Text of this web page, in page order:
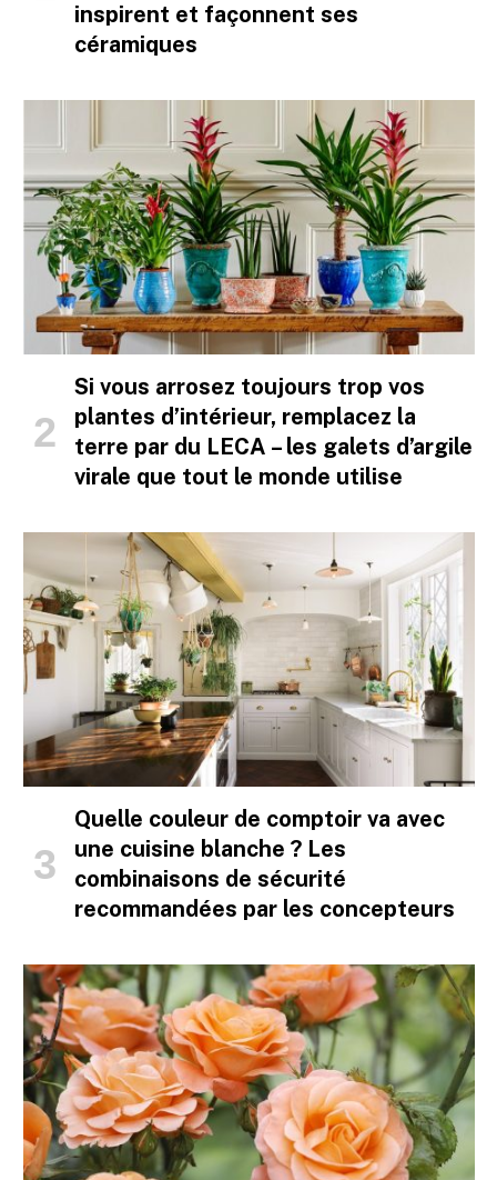
inspirent et façonnent ses
céramiques
Si vous arrosez toujours trop vos
plantes d’intérieur, remplacez la
terre par du LECA – les galets d’argile
virale que tout le monde utilise
Quelle couleur de comptoir va avec
une cuisine blanche ? Les
combinaisons de sécurité
recommandées par les concepteurs